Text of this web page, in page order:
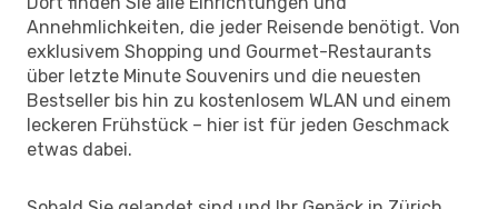
Annehmlichkeiten, die jeder Reisende benötigt. Von
exklusivem Shopping und Gourmet-Restaurants
über letzte Minute Souvenirs und die neuesten
Bestseller bis hin zu kostenlosem WLAN und einem
leckeren Frühstück – hier ist für jeden Geschmack
etwas dabei.